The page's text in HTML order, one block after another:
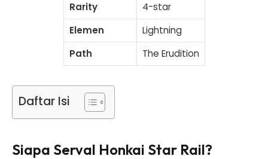
Rarity
4-star
Elemen
Lightning
Path
The Erudition
Daftar Isi
Siapa Serval Honkai Star Rail?